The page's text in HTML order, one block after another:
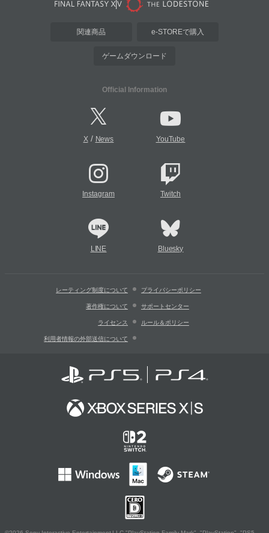
関連商品 e-STOREで購入
ゲームダウンロード
Official Information
X/ News YouTube
Instagram Twitch
LINE Bluesky
レーティング制度について プライバシーポリシー
著作権について サポートセンター
ライセンス ルール＆ポリシー
利用者情報の外部送信について